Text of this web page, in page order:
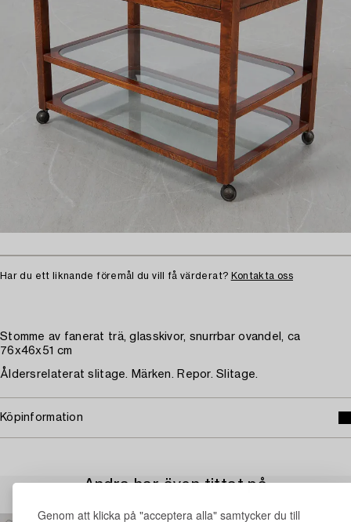
Genom att klicka på "acceptera alla" samtycker du till
Har du ett liknande föremål du vill få värderat? Kontakta oss
Stomme av fanerat trä, glasskivor, snurrbar ovandel, ca
76x46x51 cm
Åldersrelaterat slitage. Märken. Repor. Slitage.
Köpinformation
Andra har även tittat på